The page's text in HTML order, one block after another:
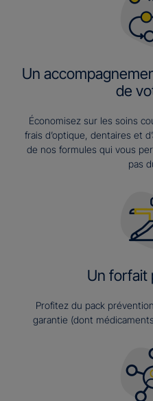
Un
de
Économisez sur les soins
frais d’optique, dentaires et
de nos formules qui vous
pas
Un forfait
Profitez du pack
garantie (dont